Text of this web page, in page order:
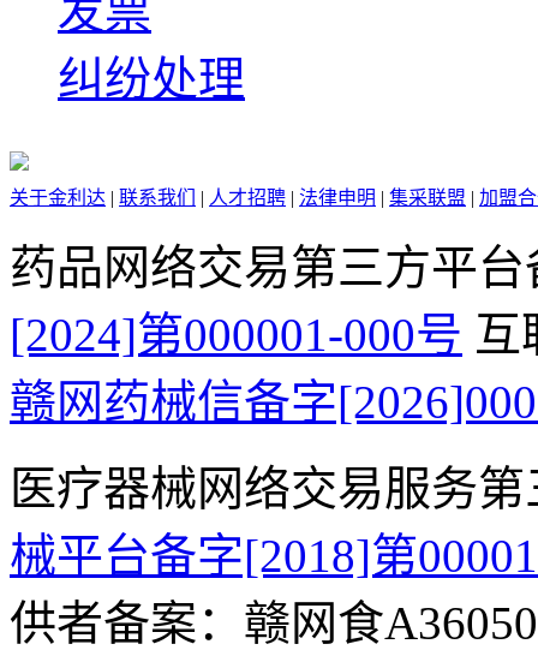
发票
纠纷处理
关于金利达 | 联系我们 | 人才招聘 | 法律申明 | 集采联盟 | 加盟
药品网络交易第三方平
[2024]第000001-000号 互
赣网药械信备字
医疗器械网络交易服务
械平台备字[2018]第
供者备案：赣网食